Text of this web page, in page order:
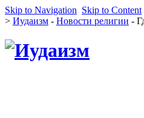
Skip to Navigation Skip to Content
> Иудаизм - Новости религии -